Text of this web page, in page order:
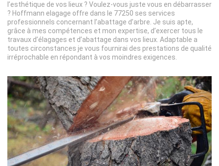
l’esthétique de vos lieux ? Voulez-vous juste vous en débarrasser
? Hoffmann elagage offre dans le 77250 ses services
professionnels concernant l’abattage d’arbre. Je suis apte,
grâce à mes compétences et mon expertise, d’exercer tous le
travaux d’élagages et d’abattage dans vos lieux. Adaptable a
toutes circonstances je vous fournirai des prestations de qualité
irréprochable en répondant à vos moindres exigences.